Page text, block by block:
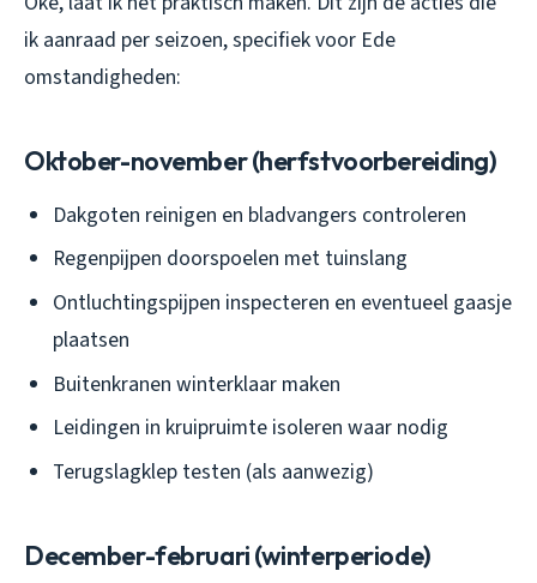
ik aanraad per seizoen, specifiek voor Ede
omstandigheden:
Oktober-november (herfstvoorbereiding)
Dakgoten reinigen en bladvangers controleren
Regenpijpen doorspoelen met tuinslang
Ontluchtingspijpen inspecteren en eventueel gaasje
plaatsen
Buitenkranen winterklaar maken
Leidingen in kruipruimte isoleren waar nodig
Terugslagklep testen (als aanwezig)
December-februari (winterperiode)